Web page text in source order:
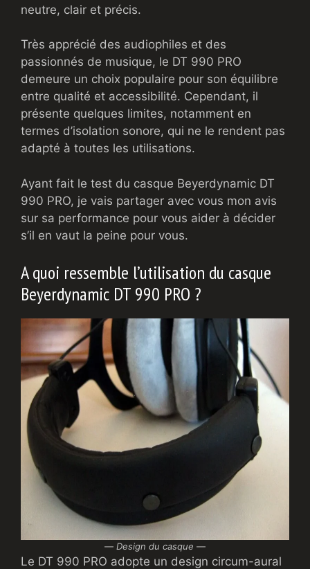
neutre, clair et précis.
Très apprécié des audiophiles et des
passionnés de musique, le DT 990 PRO
demeure un choix populaire pour son équilibre
entre qualité et accessibilité. Cependant, il
présente quelques limites, notamment en
termes d’isolation sonore, qui ne le rendent pas
adapté à toutes les utilisations.
Ayant fait le test du casque Beyerdynamic DT
990 PRO, je vais partager avec vous mon avis
sur sa performance pour vous aider à décider
s’il en vaut la peine pour vous.
A quoi ressemble l’utilisation du casque
Beyerdynamic DT 990 PRO ?
— Design du casque —
Le DT 990 PRO adopte un design circum-aural